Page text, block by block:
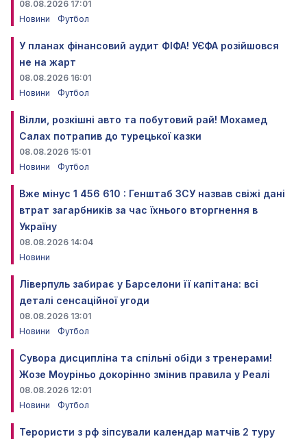
08.08.2026 17:01
Новини
Футбол
У планах фінансовий аудит ФІФА! УЄФА розійшовся
не на жарт
08.08.2026 16:01
Новини
Футбол
Вілли, розкішні авто та побутовий рай! Мохамед
Салах потрапив до турецької казки
08.08.2026 15:01
Новини
Футбол
Вже мінус 1 456 610 : Генштаб ЗСУ назвав свіжі дані
втрат загарбників за час їхнього вторгнення в
Україну
08.08.2026 14:04
Новини
Ліверпуль забирає у Барселони її капітана: всі
деталі сенсаційної угоди
08.08.2026 13:01
Новини
Футбол
Сувора дисципліна та спільні обіди з тренерами!
Жозе Моуріньо докорінно змінив правила у Реалі
08.08.2026 12:01
Новини
Футбол
Терористи з рф зіпсували календар матчів 2 туру